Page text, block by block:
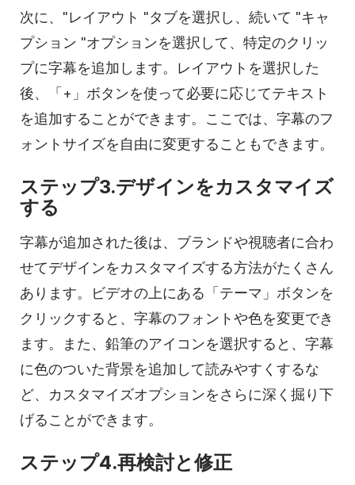
次に、"レイアウト "タブを選択し、続いて "キャ
プション "オプションを選択して、特定のクリッ
プに字幕を追加します。レイアウトを選択した
後、「+」ボタンを使って必要に応じてテキスト
を追加することができます。ここでは、字幕のフ
ォントサイズを自由に変更することもできます。
ステップ3.デザインをカスタマイズ
する
字幕が追加された後は、ブランドや視聴者に合わ
せてデザインをカスタマイズする方法がたくさん
あります。ビデオの上にある「テーマ」ボタンを
クリックすると、字幕のフォントや色を変更でき
ます。また、鉛筆のアイコンを選択すると、字幕
に色のついた背景を追加して読みやすくするな
ど、カスタマイズオプションをさらに深く掘り下
げることができます。
ステップ4.再検討と修正